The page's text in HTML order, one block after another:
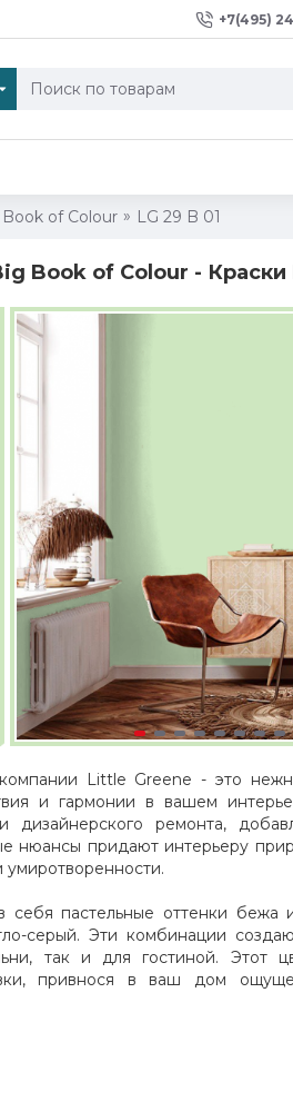
+7(495)
of Colour LG 29 B 01
Book of Colour -
Little Greene - это
и гармонии в вашем
ремонта,
нюансы придают интерьеру
пастельные оттенки бежа
серый. Эти комбинации
так и для гостиной. Этот
привнося в ваш дом